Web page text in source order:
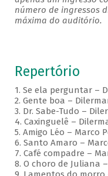
número de ingressos
máxima do auditório.
Repertório
1. Se ela perguntar –
2. Gente boa –
3. Dr. Sabe-Tudo –
4. Caxinguelê –
5. Amigo Léo – Marco
6. Santo Amaro –
7. Café compadre –
8. O choro de Juliana